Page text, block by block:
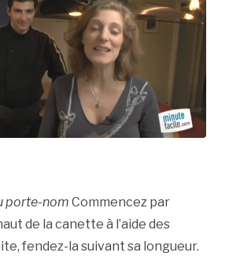
porte-nom Commencez par
de la canette à l’aide des
fendez-la suivant sa longueur.